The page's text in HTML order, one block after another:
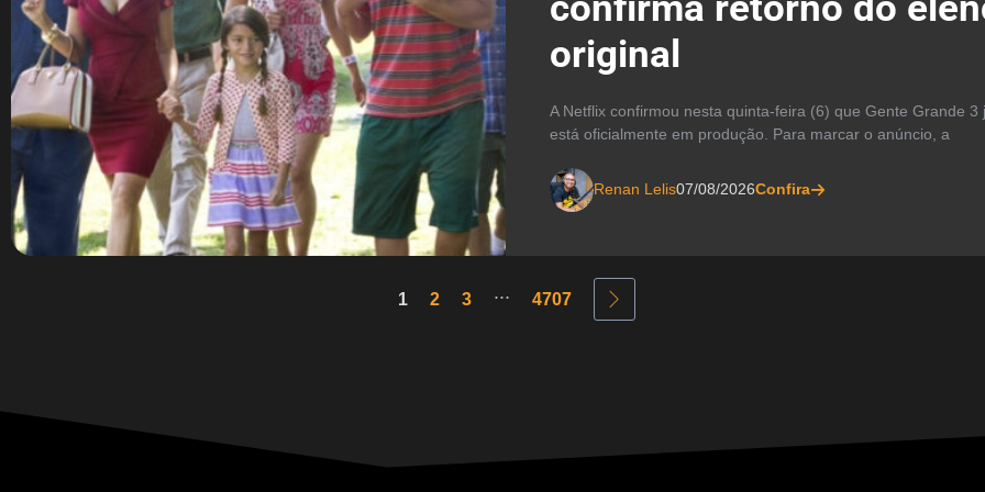
original
A Netflix confirmou nesta quinta-feira (6) que Gente Grande 3
está oficialmente em produção. Para marcar o anúncio, a
Renan Lelis07/08/2026Confira
1 2 3 ... 4707